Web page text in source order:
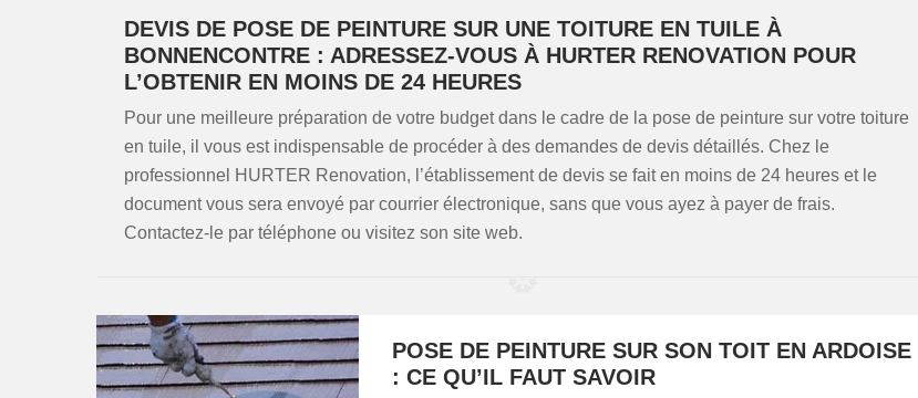
DEVIS DE POSE DE PEINTURE SUR UNE TOITURE EN TUILE À
BONNENCONTRE : ADRESSEZ-VOUS À HURTER RENOVATION POUR
L’OBTENIR EN MOINS DE 24 HEURES
Pour une meilleure préparation de votre budget dans le cadre de la pose de peinture sur votre toiture
en tuile, il vous est indispensable de procéder à des demandes de devis détaillés. Chez le
professionnel HURTER Renovation, l’établissement de devis se fait en moins de 24 heures et le
document vous sera envoyé par courrier électronique, sans que vous ayez à payer de frais.
Contactez-le par téléphone ou visitez son site web.
POSE DE PEINTURE SUR SON TOIT EN ARDOISE
: CE QU’IL FAUT SAVOIR